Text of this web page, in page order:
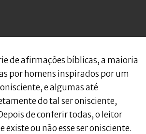
de afirmações bíblicas, a maioria
por homens inspirados por um
e algumas até
do tal ser onisciente,
de conferir todas, o leitor
existe ou não esse ser onisciente.